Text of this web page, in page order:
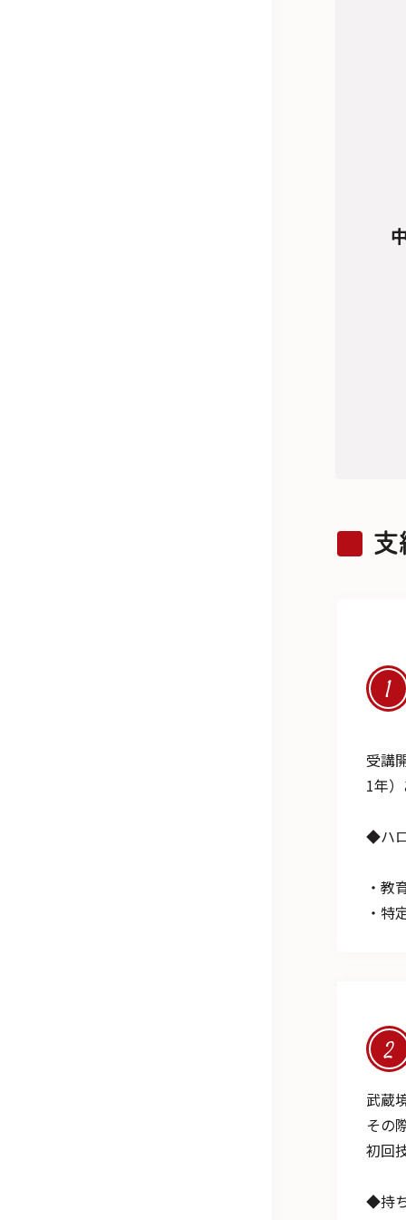
支
1
受講
1年
◆ハ
・教
・特
2
武蔵
その
初回
◆持